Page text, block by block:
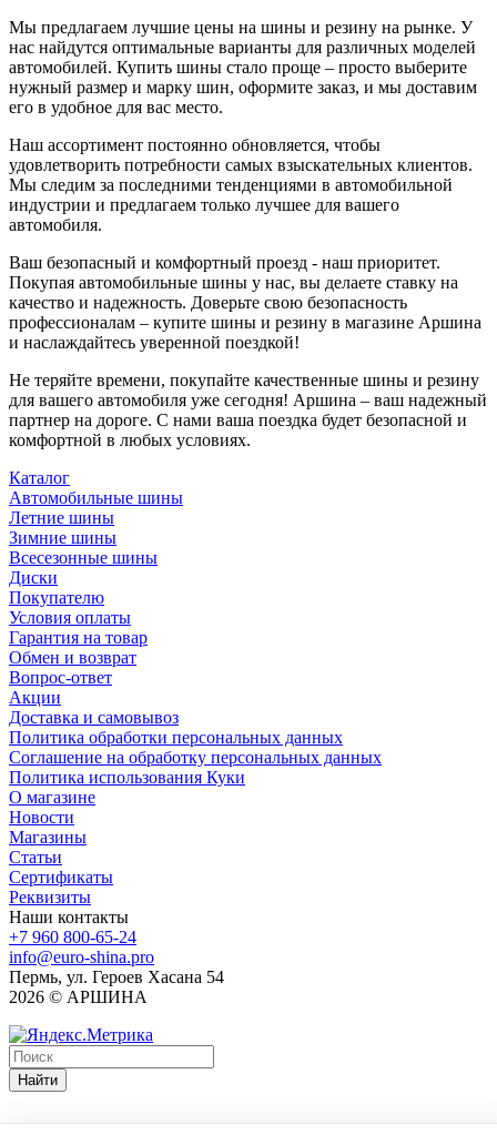
Мы предлагаем лучшие цены на шины и резину на рынке. У
нас найдутся оптимальные варианты для различных моделей
автомобилей. Купить шины стало проще – просто выберите
нужный размер и марку шин, оформите заказ, и мы доставим
его в удобное для вас место.
Наш ассортимент постоянно обновляется, чтобы
удовлетворить потребности самых взыскательных клиентов.
Мы следим за последними тенденциями в автомобильной
индустрии и предлагаем только лучшее для вашего
автомобиля.
Ваш безопасный и комфортный проезд - наш приоритет.
Покупая автомобильные шины у нас, вы делаете ставку на
качество и надежность. Доверьте свою безопасность
профессионалам – купите шины и резину в магазине Аршина
и наслаждайтесь уверенной поездкой!
Не теряйте времени, покупайте качественные шины и резину
для вашего автомобиля уже сегодня! Аршина – ваш надежный
партнер на дороге. С нами ваша поездка будет безопасной и
комфортной в любых условиях.
Каталог
Автомобильные шины
Летние шины
Зимние шины
Всесезонные шины
Диски
Покупателю
Условия оплаты
Гарантия на товар
Обмен и возврат
Вопрос-ответ
Акции
Доставка и самовывоз
Политика обработки персональных данных
Соглашение на обработку персональных данных
Политика использования Куки
О магазине
Новости
Магазины
Статьи
Сертификаты
Реквизиты
Наши контакты
+7 960 800-65-24
info@euro-shina.pro
Пермь, ул. Героев Хасана 54
2026 © АРШИНА
Найти